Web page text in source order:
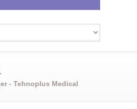
- Tehnoplus Medical